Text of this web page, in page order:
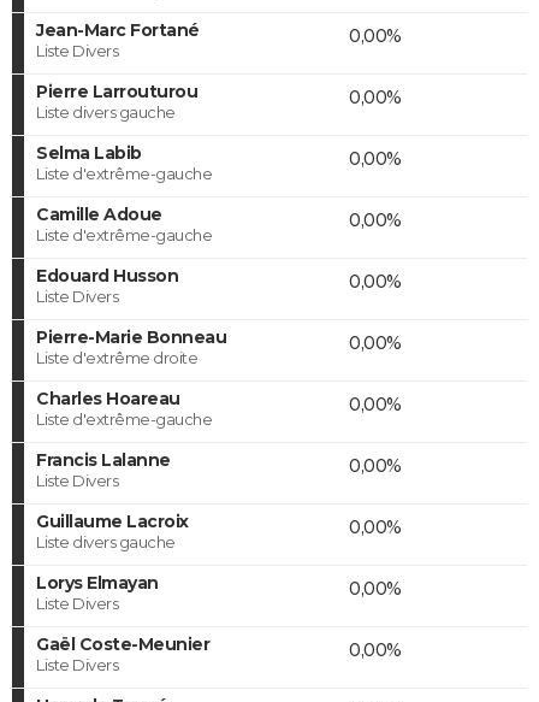
Jean-Marc Fortané
Liste Divers
0,00%
Pierre Larrouturou
Liste divers gauche
0,00%
Selma Labib
Liste d'extrême-gauche
0,00%
Camille Adoue
Liste d'extrême-gauche
0,00%
Edouard Husson
Liste Divers
0,00%
Pierre-Marie Bonneau
Liste d'extrême droite
0,00%
Charles Hoareau
Liste d'extrême-gauche
0,00%
Francis Lalanne
Liste Divers
0,00%
Guillaume Lacroix
Liste divers gauche
0,00%
Lorys Elmayan
Liste Divers
0,00%
Gaël Coste-Meunier
Liste Divers
0,00%